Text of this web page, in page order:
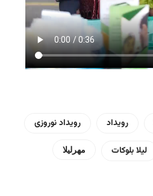
رویداد رویداد نوروزی
لیلا بلوکات مهرلیلا